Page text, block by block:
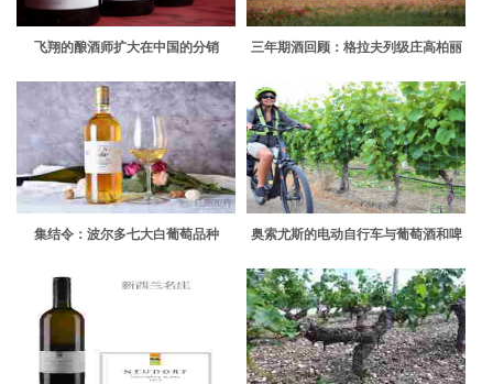
飞翔的酿酒师扩大在中国的分销 三年期酒回顾：格拉夫列级庄高柏丽
集结令：波尔多七大白葡萄品种
奥索尤斯的电动自行车与葡萄酒和啤